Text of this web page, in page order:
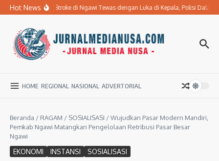
Lewati ke konten
Hot News
Ibu Penderita Stroke di Ngawi Tewas dengan Luka di Kepala, Polisi Dalami
HOME REGIONAL NASIONAL ADVERTORIAL
Beranda / RAGAM / SOSIALISASI /Wujudkan Pasar Modern Mandiri,
Pemkab Ngawi Matangkan Pengelolaan Retribusi Pasar Besar
Ngawi
EKONOMI INSTANSI SOSIALISASI